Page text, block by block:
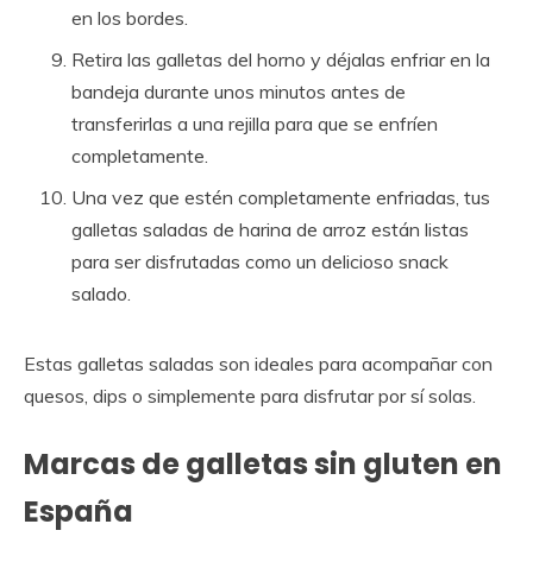
en los bordes.
Retira las galletas del horno y déjalas enfriar en la
bandeja durante unos minutos antes de
transferirlas a una rejilla para que se enfríen
completamente.
Una vez que estén completamente enfriadas, tus
galletas saladas de harina de arroz están listas
para ser disfrutadas como un delicioso snack
salado.
Estas galletas saladas son ideales para acompañar con
quesos, dips o simplemente para disfrutar por sí solas.
Marcas de galletas sin gluten en
España